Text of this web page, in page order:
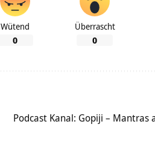
Wütend
0
Überrascht
0
Podcast Kanal: Gopiji – Mantras